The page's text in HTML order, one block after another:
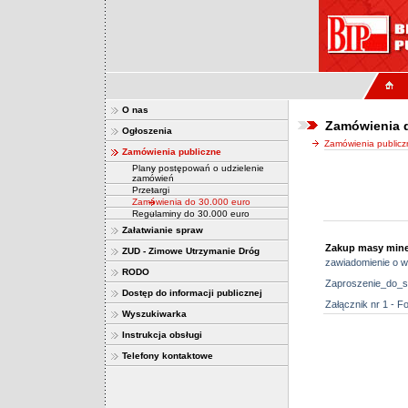
O nas
Ogłoszenia
Zamówienia publiczne
Plany postępowań o udzielenie
zamówień
Przetargi
Zamówienia do 30.000 euro
Regulaminy do 30.000 euro
Załatwianie spraw
ZUD - Zimowe Utrzymanie Dróg
RODO
Dostęp do informacji publicznej
Wyszukiwarka
Instrukcja obsługi
Telefony kontaktowe
Zamówienia
Zamówienia
Zakup masy
zawiadomienie o
Załącznik nr 1 -